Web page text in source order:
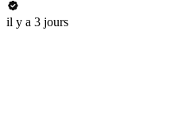
il y a 3 jours